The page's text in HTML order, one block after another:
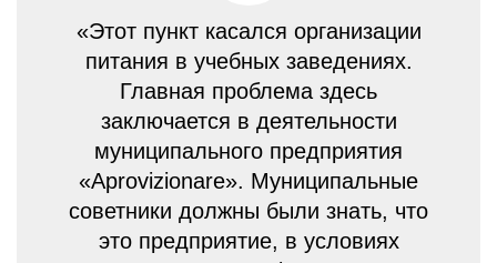
«Этот пункт касался организации
питания в учебных заведениях.
Главная проблема здесь
заключается в деятельности
муниципального предприятия
«Aprovizionare». Муниципальные
советники должны были знать, что
это предприятие, в условиях